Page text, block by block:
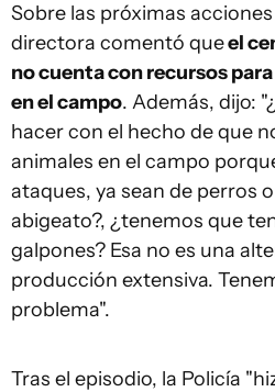
Sobre las próximas
directora comentó queel
no cuenta con recursos
en el campo. Además, dijo:
hacer con el hecho de que
animales en el campo
ataques, ya sean de perros
abigeato?, ¿tenemos que
galpones? Esa no es una
producción extensiva.
problema".
Tras el episodio, la Policía